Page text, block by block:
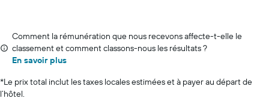
Comment la rémunération que nous recevons affecte-t-elle le
classement et comment classons-nous les résultats ?
En savoir plus
*Le prix total inclut les taxes locales estimées et à payer au départ de
l’hôtel.